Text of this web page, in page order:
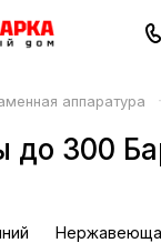
аппаратура
до 300